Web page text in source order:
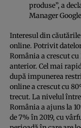
produse”, a
Manager
Interesul din
online. Potrivit
România a crescut
anterior. Cel mai
după impunerea
online a crescut cu
trecut. La nivelul
România a ajuns la
de 7% în 2019, cu